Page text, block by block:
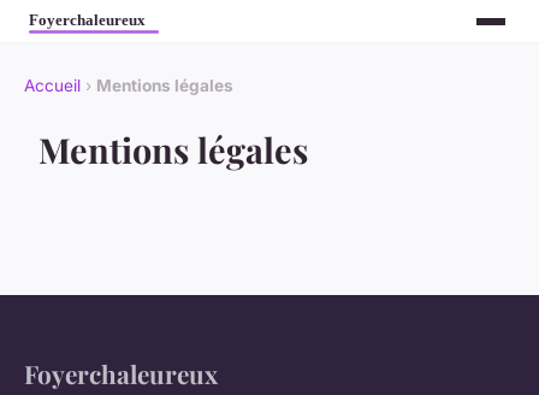
Accueil › Mentions légales
Mentions légales
Foyerchaleureux